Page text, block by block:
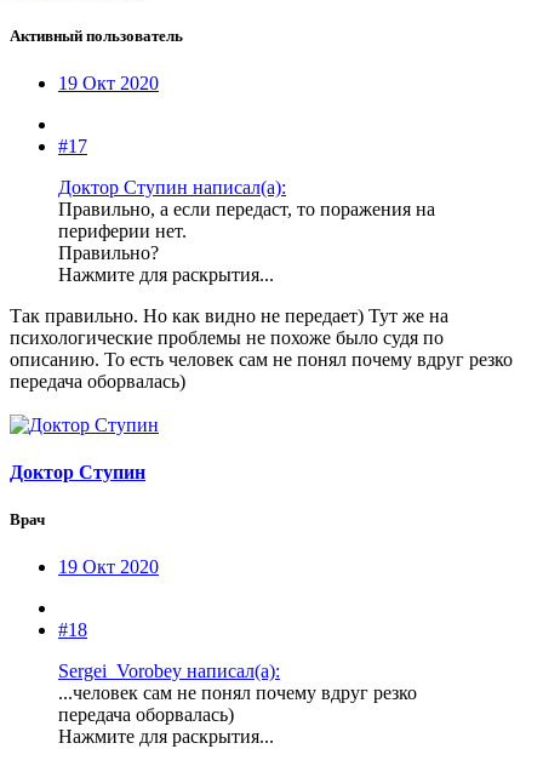
Активный пользователь
19 Окт 2020
#17
Доктор Ступин написал(а):
Правильно, а если передаст, то поражения на
периферии нет.
Правильно?
Нажмите для раскрытия...
Так правильно. Но как видно не передает) Тут же на
психологические проблемы не похоже было судя по
описанию. То есть человек сам не понял почему вдруг резко
передача оборвалась)
Доктор Ступин
Врач
19 Окт 2020
#18
Sergei_Vorobey написал(а):
...человек сам не понял почему вдруг резко
передача оборвалась)
Нажмите для раскрытия...